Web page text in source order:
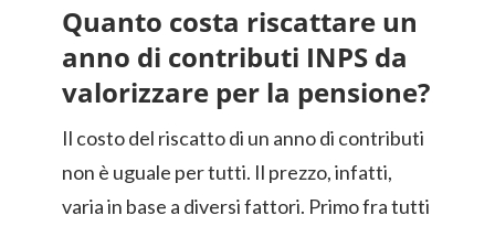
Quanto costa riscattare un
anno di contributi INPS da
valorizzare per la pensione?
Il costo del riscatto di un anno di contributi
non è uguale per tutti. Il prezzo, infatti,
varia in base a diversi fattori. Primo fra tutti